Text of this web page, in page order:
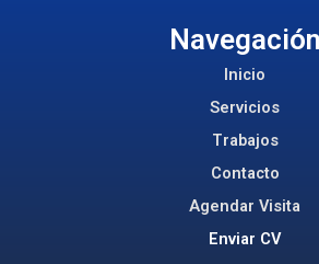
Navegación
Inicio
Servicios
Trabajos
Contacto
Agendar Visita
Enviar CV